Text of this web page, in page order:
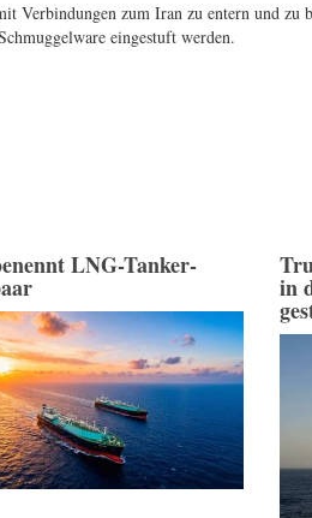
zum Iran zu entern und zu
eingestuft werden.
LNG-Tanker-
in